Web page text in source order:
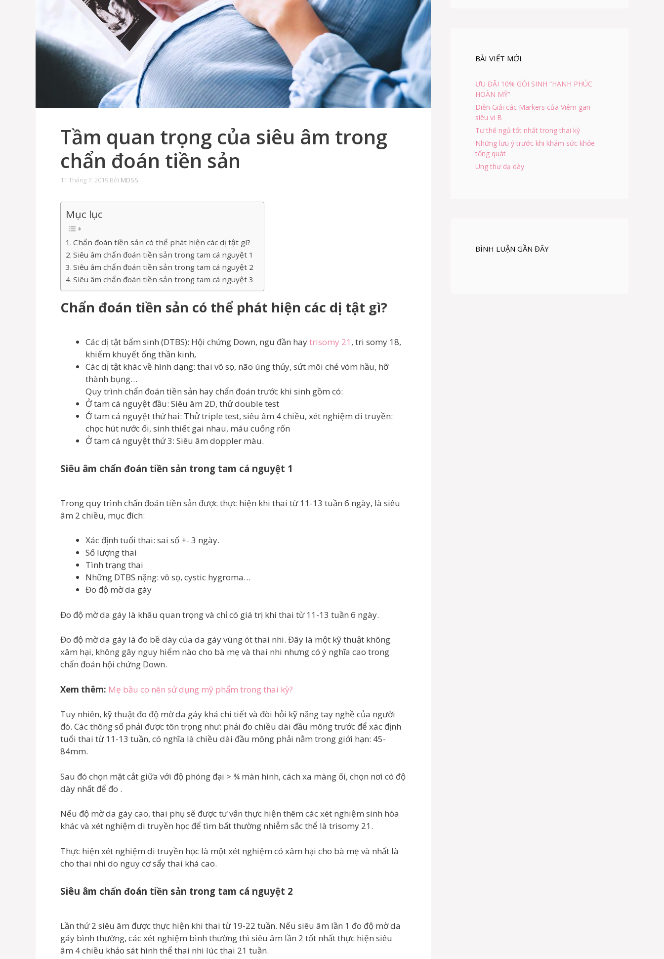
Tầm quan trọng của siêu âm trong
chẩn đoán tiền sản
11 Tháng 7, 2019 Bởi MDSS
Mục lục
Chẩn đoán tiền sản có thể phát hiện các dị tật gì?
Siêu âm chẩn đoán tiền sản trong tam cá nguyệt 1
Siêu âm chẩn đoán tiền sản trong tam cá nguyệt 2
Siêu âm chẩn đoán tiền sản trong tam cá nguyệt 3
Chẩn đoán tiền sản có thể phát hiện các dị tật gì?
Các dị tật bẩm sinh (DTBS): Hội chứng Down, ngu đần haytrisomy 21 , tri somy 18,
khiếm khuyết ống thần kinh,
Các dị tật khác về hình dạng: thai vô sọ, não úng thủy, sứt môi chẻ vòm hầu, hỡ
thành bụng…
Quy trình chẩn đoán tiền sản hay chẩn đoán trước khi sinh gồm có:
Ở tam cá nguyệt đầu: Siêu âm 2D, thử double test
Ở tam cá nguyệt thứ hai: Thử triple test, siêu âm 4 chiều, xét nghiệm di truyền:
chọc hút nước ối, sinh thiết gai nhau, máu cuống rốn
Ở tam cá nguyệt thứ 3: Siêu âm doppler màu.
Siêu âm chẩn đoán tiền sản trong tam cá nguyệt 1
Trong quy trình chẩn đoán tiền sản được thực hiện khi thai từ 11-13 tuần 6 ngày, là siêu
âm 2 chiều, mục đích:
Xác định tuổi thai: sai số +- 3 ngày.
Số lượng thai
Tình trạng thai
Những DTBS nặng: vô sọ, cystic hygroma…
Đo độ mờ da gáy
Đo độ mờ da gáy là khâu quan trọng và chỉ có giá trị khi thai từ 11-13 tuần 6 ngày.
Đo độ mờ da gáy là đo bề dày của da gáy vùng ót thai nhi. Đây là một kỹ thuật không
xâm hại, không gây nguy hiểm nào cho bà mẹ và thai nhi nhưng có ý nghĩa cao trong
chẩn đoán hội chứng Down.
Xem thêm: Mẹ bầu co nên sử dụng mỹ phẩm trong thai kỳ?
Tuy nhiên, kỹ thuật đo độ mờ da gáy khá chi tiết và đòi hỏi kỹ năng tay nghề của người
đó. Các thông số phải được tôn trọng như: phải đo chiều dài đầu mông trước để xác định
tuổi thai từ 11-13 tuần, có nghĩa là chiều dài đầu mông phải nằm trong giới hạn: 45-
84mm.
Sau đó chọn mặt cắt giữa với độ phóng đại > ¾ màn hình, cách xa màng ối, chọn nơi có độ
dày nhất để đo .
Nếu độ mờ da gáy cao, thai phụ sẽ được tư vấn thực hiện thêm các xét nghiệm sinh hóa
khác và xét nghiệm di truyền học để tìm bất thường nhiễm sắc thể là trisomy 21.
Thực hiện xét nghiệm di truyền học là một xét nghiệm có xâm hại cho bà mẹ và nhất là
cho thai nhi do nguy cơ sẩy thai khá cao.
Siêu âm chẩn đoán tiền sản trong tam cá nguyệt 2
Lần thứ 2 siêu âm được thực hiện khi thai từ 19-22 tuần. Nếu siêu âm lần 1 đo độ mờ da
gáy bình thường, các xét nghiệm bình thường thì siêu âm lần 2 tốt nhất thực hiện siêu
âm 4 chiều khảo sát hình thể thai nhi lúc thai 21 tuần.
BÀI VIẾT MỚI
ƯU ĐÃI 10% GÓI SINH “HẠNH PHÚC
HOÀN MỸ”
Diễn Giải các Markers của Viêm gan
siêu vi B
Tư thế ngủ tốt nhất trong thai kỳ
Những lưu ý trước khi khám sức khỏe
tổng quát
Ung thư dạ dày
BÌNH LUẬN GẦN ĐÂY